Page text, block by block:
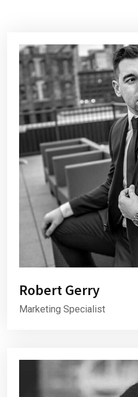
Robert Gerry
Marketing Specialist